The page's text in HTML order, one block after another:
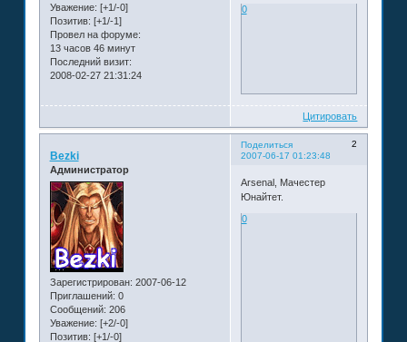
Уважение: [+1/-0]
Позитив: [+1/-1]
Провел на форуме:
13 часов 46 минут
Последний визит:
2008-02-27 21:31:24
0
Цитировать
Поделиться
2
2007-06-17 01:23:48
Bezki
Администратор
Зарегистрирован: 2007-06-12
Приглашений: 0
Сообщений: 206
Уважение: [+2/-0]
Позитив: [+1/-0]
Arsenal, Мачестер
Юнайтет.
0